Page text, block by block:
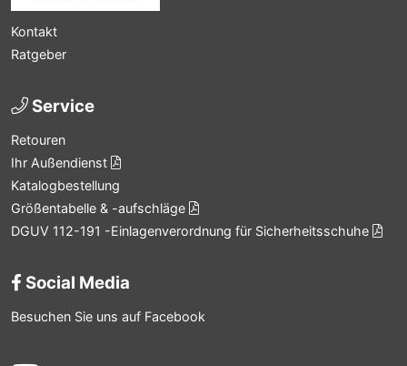
Kontakt
Ratgeber
Service
Retouren
Ihr Außendienst
Katalogbestellung
Größentabelle & -aufschläge
DGUV 112-191 -Einlagenverordnung für Sicherheitsschuhe
Social Media
Besuchen Sie uns auf Facebook